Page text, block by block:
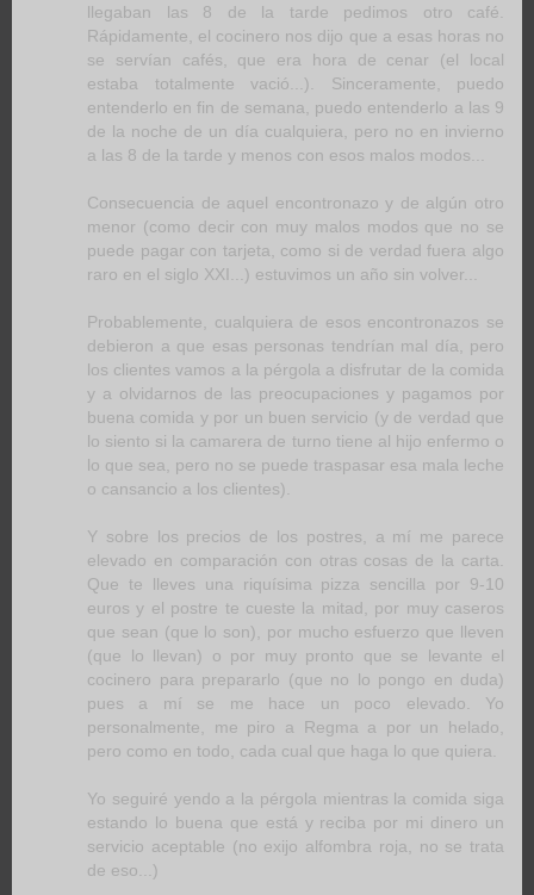
llegaban las 8 de la tarde pedimos otro café.
Rápidamente, el cocinero nos dijo que a esas horas no
se servían cafés, que era hora de cenar (el local
estaba totalmente vació...). Sinceramente, puedo
entenderlo en fin de semana, puedo entenderlo a las 9
de la noche de un día cualquiera, pero no en invierno
a las 8 de la tarde y menos con esos malos modos...
Consecuencia de aquel encontronazo y de algún otro
menor (como decir con muy malos modos que no se
puede pagar con tarjeta, como si de verdad fuera algo
raro en el siglo XXI...) estuvimos un año sin volver...
Probablemente, cualquiera de esos encontronazos se
debieron a que esas personas tendrían mal día, pero
los clientes vamos a la pérgola a disfrutar de la comida
y a olvidarnos de las preocupaciones y pagamos por
buena comida y por un buen servicio (y de verdad que
lo siento si la camarera de turno tiene al hijo enfermo o
lo que sea, pero no se puede traspasar esa mala leche
o cansancio a los clientes).
Y sobre los precios de los postres, a mí me parece
elevado en comparación con otras cosas de la carta.
Que te lleves una riquísima pizza sencilla por 9-10
euros y el postre te cueste la mitad, por muy caseros
que sean (que lo son), por mucho esfuerzo que lleven
(que lo llevan) o por muy pronto que se levante el
cocinero para prepararlo (que no lo pongo en duda)
pues a mí se me hace un poco elevado. Yo
personalmente, me piro a Regma a por un helado,
pero como en todo, cada cual que haga lo que quiera.
Yo seguiré yendo a la pérgola mientras la comida siga
estando lo buena que está y reciba por mi dinero un
servicio aceptable (no exijo alfombra roja, no se trata
de eso...)